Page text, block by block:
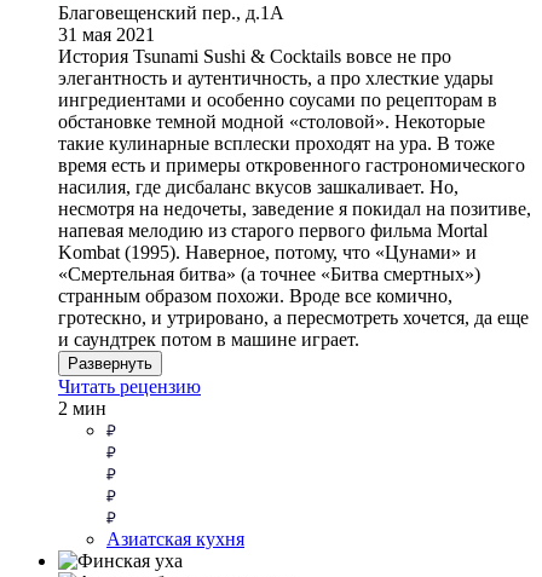
Благовещенский пер., д.1А
31 мая 2021
История Tsunami Sushi & Cocktails вовсе не про
элегантность и аутентичность, а про хлесткие удары
ингредиентами и особенно соусами по рецепторам в
обстановке темной модной «столовой». Некоторые
такие кулинарные всплески проходят на ура. В тоже
время есть и примеры откровенного гастрономического
насилия, где дисбаланс вкусов зашкаливает. Но,
несмотря на недочеты, заведение я покидал на позитиве,
напевая мелодию из старого первого фильма Mortal
Kombat (1995). Наверное, потому, что «Цунами» и
«Смертельная битва» (а точнее «Битва смертных»)
странным образом похожи. Вроде все комично,
гротескно, и утрировано, а пересмотреть хочется, да еще
и саундтрек потом в машине играет.
Развернуть
Читать рецензию
2 мин
Азиатская кухня